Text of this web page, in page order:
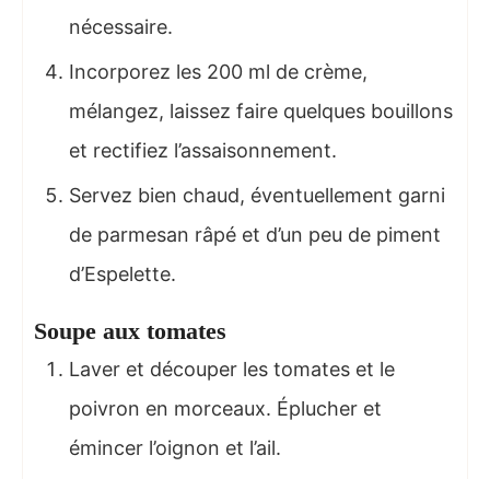
nécessaire.
Incorporez les 200 ml de crème,
mélangez, laissez faire quelques bouillons
et rectifiez l’assaisonnement.
Servez bien chaud, éventuellement garni
de parmesan râpé et d’un peu de piment
d’Espelette.
Soupe aux tomates
Laver et découper les tomates et le
poivron en morceaux. Éplucher et
émincer l’oignon et l’ail.